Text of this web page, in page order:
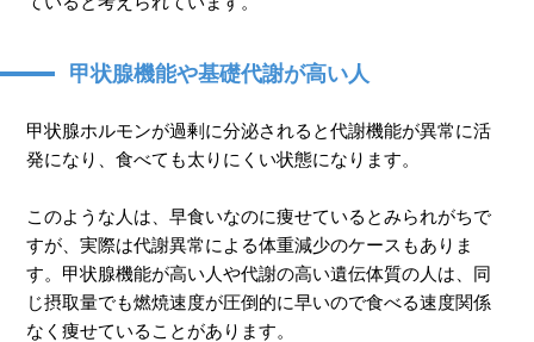
甲状腺機能や基礎代謝が高い人
甲状腺ホルモンが過剰に分泌されると代謝機能が異常に活
発になり、食べても太りにくい状態になります。
このような人は、早食いなのに痩せているとみられがちで
すが、実際は代謝異常による体重減少のケースもありま
す。甲状腺機能が高い人や代謝の高い遺伝体質の人は、同
じ摂取量でも燃焼速度が圧倒的に早いので食べる速度関係
なく痩せていることがあります。